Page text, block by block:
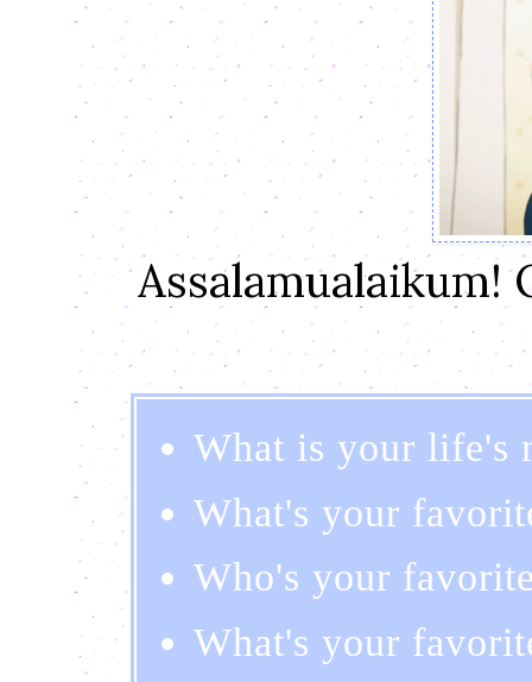
What is your life's
What's your
Who's your
What's your